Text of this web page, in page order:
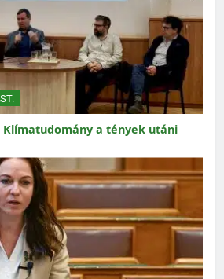
Klímatudomány a tények utáni